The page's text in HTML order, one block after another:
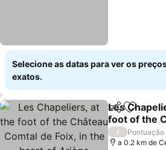
Selecione as datas para ver os
exatos.
Partilhar
Les
foot of the
Comtal de
heart of
Ver preços
/
a 0.2 km de